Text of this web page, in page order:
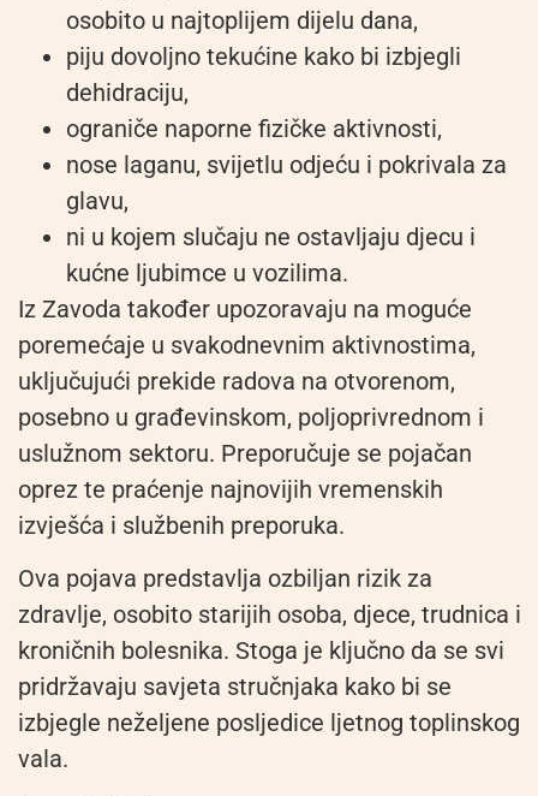
osobito u najtoplijem dijelu dana,
piju dovoljno tekućine kako bi izbjegli
dehidraciju,
ograniče naporne fizičke aktivnosti,
nose laganu, svijetlu odjeću i pokrivala za
glavu,
ni u kojem slučaju ne ostavljaju djecu i
kućne ljubimce u vozilima.
Iz Zavoda također upozoravaju na moguće
poremećaje u svakodnevnim aktivnostima,
uključujući prekide radova na otvorenom,
posebno u građevinskom, poljoprivrednom i
uslužnom sektoru. Preporučuje se pojačan
oprez te praćenje najnovijih vremenskih
izvješća i službenih preporuka.
Ova pojava predstavlja ozbiljan rizik za
zdravlje, osobito starijih osoba, djece, trudnica i
kroničnih bolesnika. Stoga je ključno da se svi
pridržavaju savjeta stručnjaka kako bi se
izbjegle neželjene posljedice ljetnog toplinskog
vala.